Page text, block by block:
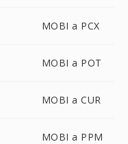
MOBI a PCX
MOBI a POT
MOBI a CUR
MOBI a PPM